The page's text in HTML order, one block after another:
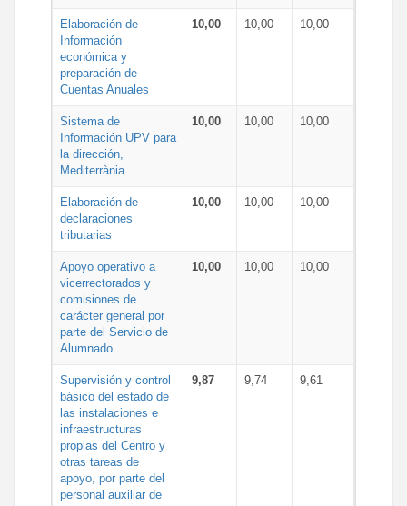
Elaboración de
Información
económica y
preparación de
Cuentas Anuales
10,00 10,00 10,00
Sistema de
Información UPV para
la dirección,
Mediterrània
10,00 10,00 10,00
Elaboración de
declaraciones
tributarias
10,00 10,00 10,00
Apoyo operativo a
vicerrectorados y
comisiones de
carácter general por
parte del Servicio de
Alumnado
10,00 10,00 10,00
Supervisión y control
básico del estado de
las instalaciones e
infraestructuras
propias del Centro y
otras tareas de
apoyo, por parte del
personal auxiliar de
9,87 9,74 9,61